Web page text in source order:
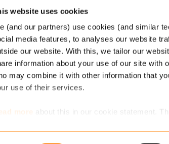
website uses cookies
(and our partners) use cookies (and similar
media features, to analyses our website
our website. With this, we tailor our
information about your use of our site with
may combine it with other information that
use of their services.
more about this in our cookie statement.
unsere
Verantwortlich für den Inhalt
Seite:
Keylane GmbH
c/o Design Offices
Rosenheimer Str. 143C
81671 München
M: info.dach@keylane.com